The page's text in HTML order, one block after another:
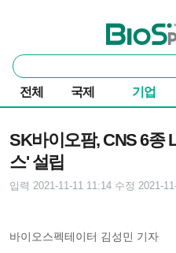
바이오스펙테
통
합
검
색
전체 국제 기업
SK바이오팜, CNS 6종
스' 설립
입력 2021-11-11 11:14 수정 2021-
바이오스펙테이터 김성민 기자